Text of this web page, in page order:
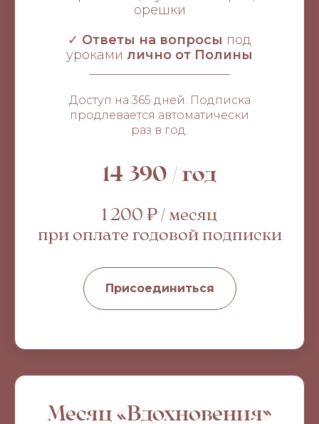
орешки
✓ Ответы на вопросы под
уроками лично от Полины
Доступ на 365 дней. Подписка
продлевается автоматически
раз в год.
14 390 / год
1 200 ₽ / месяц
при оплате годовой подписки
Присоединиться
Месяц «Вдохновения»